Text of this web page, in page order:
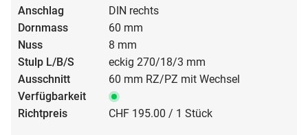
DIN rechts
60 mm
8 mm
eckig 270/18/3 mm
60 mm RZ/PZ mit Wechsel
CHF 195.00 / 1 Stück